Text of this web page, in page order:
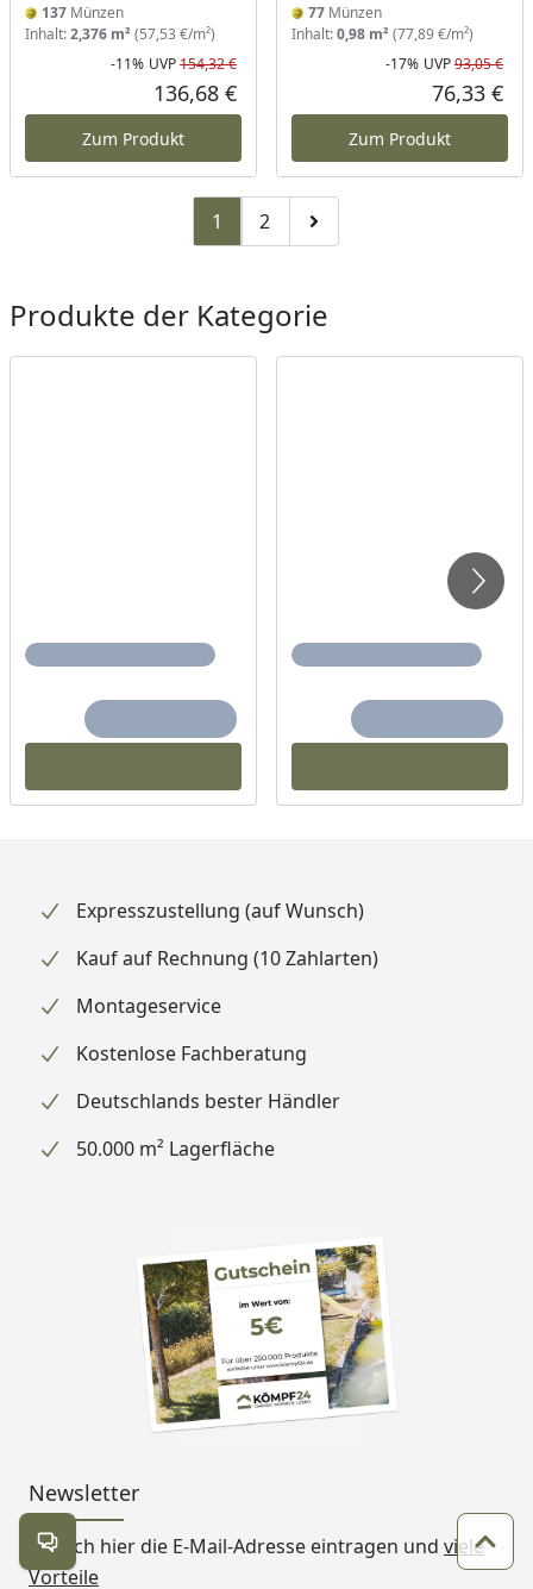
137 Münzen
Inhalt:2,376 m² (57,53 €/m²)
Rabatt in Prozent
-11%
Ursprünglicher Preis
UVP154,32 €
Aktueller Preis
136,68 €
Zum Produkt
77Münzen
Inhalt:0,98 m² (77,89 €/m²)
-17% UVP93,05 €
76,33 €
Zum Produkt
1 Zu Seite 2
2 Zur nächsten Seite
Produkte der Kategorie
Expresszustellung (auf Wunsch)
Kauf auf Rechnung (10 Zahlarten)
Montageservice
Kostenlose Fachberatung
Deutschlands bester Händler
50.000 m² Lagerfläche
Newsletter
Einfach hier die E-Mail-Adresse eintragen und viele
Vorteile
Zum
Kontakt öffnen